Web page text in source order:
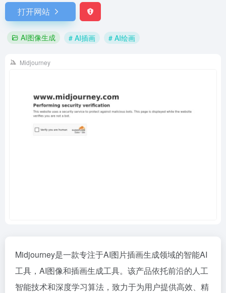
打开网站
AI图像生成 # AI插画 # AI绘画
Midjourney
Midjourney是一款专注于AI图片插画生成领域的智能AI
工具，AI图像和插画生成工具。该产品依托前沿的人工
智能技术和深度学习算法，致力于为用户提供高效、精